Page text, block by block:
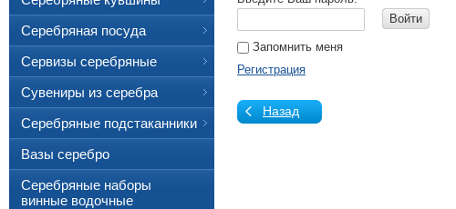
Войти
Запомнить меня
Регистрация
Назад
Серебряная посуда
Сервизы серебряные
Сувениры из серебра
Серебряные подстаканники
Вазы серебро
Серебряные наборы
винные водочные